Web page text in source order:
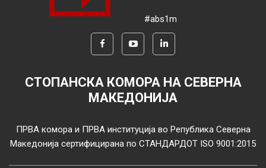
#abs1m
СТОПАНСКА КОМОРА НА СЕВЕРНА
МАКЕДОНИЈА
ПРВА комора и ПРВА институција во Република Северна
Македонија сертифицирана по СТАНДАРДОТ ISO 9001:2015